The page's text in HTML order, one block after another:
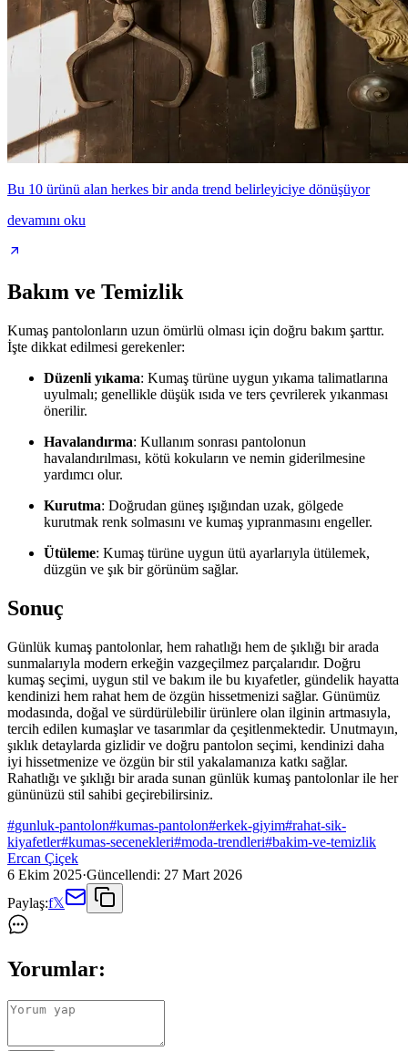
Bu 10 ürünü alan herkes bir anda trend belirleyiciye dönüşüyor
devamını oku
Bakım ve Temizlik
Kumaş pantolonların uzun ömürlü olması için doğru bakım şarttır.
İşte dikkat edilmesi gerekenler:
Düzenli yıkama: Kumaş türüne uygun yıkama talimatlarına
uyulmalı; genellikle düşük ısıda ve ters çevrilerek yıkanması
önerilir.
Havalandırma: Kullanım sonrası pantolonun
havalandırılması, kötü kokuların ve nemin giderilmesine
yardımcı olur.
Kurutma: Doğrudan güneş ışığından uzak, gölgede
kurutmak renk solmasını ve kumaş yıpranmasını engeller.
Ütüleme: Kumaş türüne uygun ütü ayarlarıyla ütülemek,
düzgün ve şık bir görünüm sağlar.
Sonuç
Günlük kumaş pantolonlar, hem rahatlığı hem de şıklığı bir arada
sunmalarıyla modern erkeğin vazgeçilmez parçalarıdır. Doğru
kumaş seçimi, uygun stil ve bakım ile bu kıyafetler, gündelik hayatta
kendinizi hem rahat hem de özgün hissetmenizi sağlar. Günümüz
modasında, doğal ve sürdürülebilir ürünlere olan ilginin artmasıyla,
tercih edilen kumaşlar ve tasarımlar da çeşitlenmektedir. Unutmayın,
şıklık detaylarda gizlidir ve doğru pantolon seçimi, kendinizi daha
iyi hissetmenize ve özgün bir stil yakalamanıza katkı sağlar.
Rahatlığı ve şıklığı bir arada sunan günlük kumaş pantolonlar ile her
gününüzü stil sahibi geçirebilirsiniz.
#gunluk-pantolon#kumas-pantolon#erkek-giyim#rahat-sik-
kiyafetler#kumas-secenekleri#moda-trendleri#bakim-ve-temizlik
Ercan Çiçek
6 Ekim 2025·Güncellendi: 27 Mart 2026
Paylaş:f𝕏
Yorumlar: